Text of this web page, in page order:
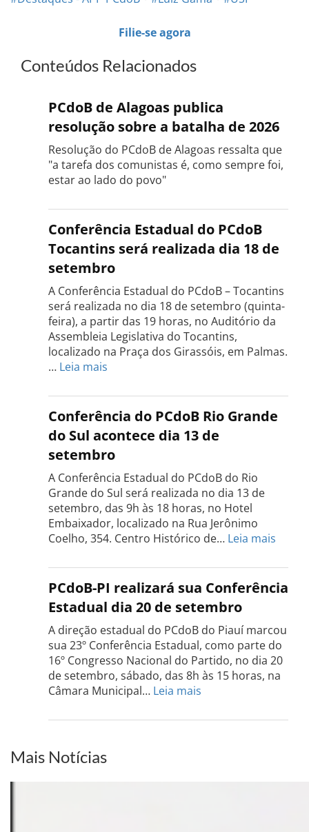
Filie-se agora
Conteúdos Relacionados
PCdoB de Alagoas publica
resolução sobre a batalha de 2026
Resolução do PCdoB de Alagoas ressalta que
"a tarefa dos comunistas é, como sempre foi,
estar ao lado do povo"
Conferência Estadual do PCdoB
Tocantins será realizada dia 18 de
setembro
A Conferência Estadual do PCdoB – Tocantins
será realizada no dia 18 de setembro (quinta-
feira), a partir das 19 horas, no Auditório da
Assembleia Legislativa do Tocantins,
localizado na Praça dos Girassóis, em Palmas.
… Leia mais
Estadual
do
PCdoB
Tocantins
será
realizada
dia
18
de
setembro
Conferência do PCdoB Rio Grande
do Sul acontece dia 13 de
setembro
A Conferência Estadual do PCdoB do Rio
Grande do Sul será realizada no dia 13 de
setembro, das 9h às 18 horas, no Hotel
Embaixador, localizado na Rua Jerônimo
Coelho, 354. Centro Histórico de… Leia mais
do
PCdoB
Rio
do
Sul
dia
PCdoB-PI realizará sua Conferência
Estadual dia 20 de setembro
A direção estadual do PCdoB do Piauí marcou
sua 23º Conferência Estadual, como parte do
16º Congresso Nacional do Partido, no dia 20
de setembro, sábado, das 8h às 15 horas, na
Câmara Municipal… Leia mais
PI
Mais Notícias